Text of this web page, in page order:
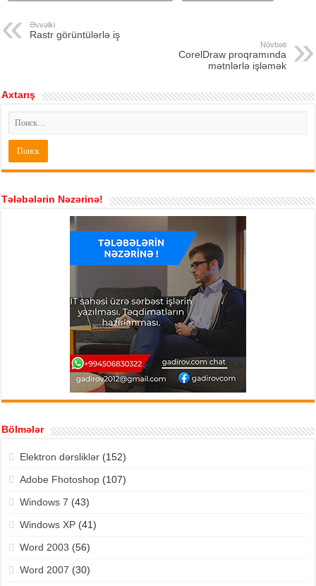
Əvvəlki
Rastr görüntülərlə iş
Növbəti
CorelDraw proqramında
mətnlərlə işləmək
Axtarış
Tələbələrin Nəzərinə!
Bölmələr
Elektron dərsliklər(152)
Adobe Fhotoshop(107)
Windows 7 (43)
Windows XP(41)
Word 2003 (56)
Word 2007 (30)